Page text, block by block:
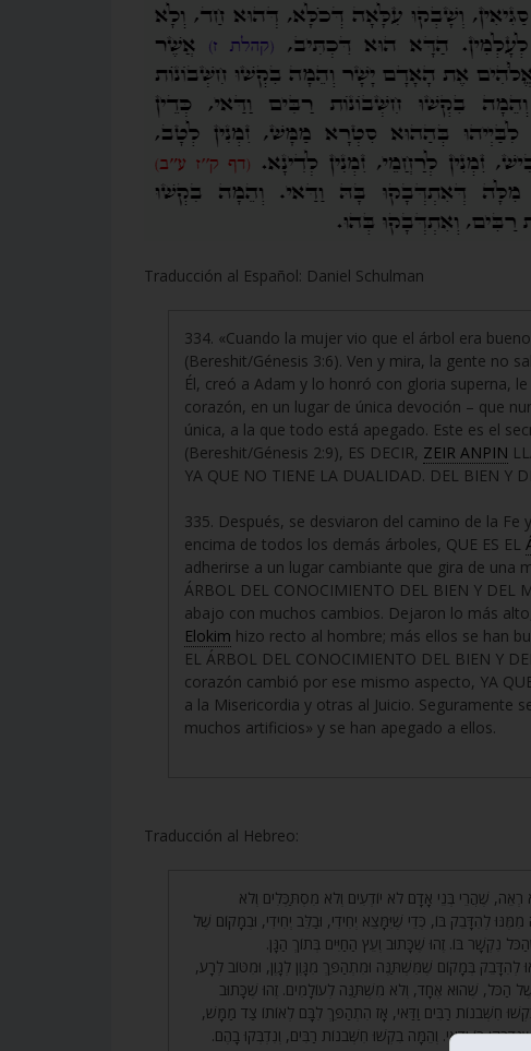
Traducción al Español: Daniel Schulman
334. «Cuando la mujer vio que el árbol era
(Bereshit/Génesis 3:6). Ven y mira, la gente no
Él, creó a Adam y lo honró con gloria superna,
corazón, en un lugar de única devoción – que
única, a la que todo está apegado. Este es el
(Bereshit/Génesis 2:9), ES DECIR, ZEIR ANPIN
YA QUE NO TIENE LA DUALIDAD. DEL BIEN Y
335. Después, se desviaron del camino de la
encima de todos los demás árboles, QUE ES EL
adherirse a un lugar cambiante que gira de una
ÁRBOL DEL CONOCIMIENTO DEL BIEN Y
abajo con muchos cambios. Dejaron lo más
Elokim hizo recto al hombre; más ellos se han
EL ÁRBOL DEL CONOCIMIENTO DEL BIEN Y
corazón cambió por ese mismo aspecto, YA
a la Misericordia y otras al Juicio. Seguramente
muchos artificios» y se han apegado a ellos.
Traducción al Hebreo:
רְאֵה, שֶׁהֲרֵי בְּנֵי אָדָם לֹא יוֹדְעִים וְלֹא מִסְתַּכְּלִים וְלֹא
לְהִדָּבֵק בּוֹ, כְּדֵי שֶׁיִּמָּצֵא יְחִידִי, וּבַלֵּב יְחִידִי, וּבְמָקוֹם שֶׁל
נִקְשָׁר בּוֹ. זֶהוּ שֶׁכָּתוּב וְעֵץ הַחַיִּים בְּתוֹךְ הַגָּן.
לְהִדָּבֵק בְּמָקוֹם שֶׁמִּשְׁתַּנֶּה וּמִתְהַפֵּךְ מִגָּוֶן לְגָוֶן, וּמִטּוֹב לְרָע,
שֶׁל הַכֹּל, שֶׁהוּא אֶחָד, וְלֹא מִשְׁתַּנֶּה לְעוֹלָמִים. זֶהוּ שֶׁכָּתוּב
חִשְּׁבֹנוֹת רַבִּים וַדַּאי, אָז הִתְהַפֵּךְ לִבָּם לְאוֹתוֹ צַד מַמָּשׁ,
בוֹ וַדַּאי. וְהֵמָּה בִקְשׁוּ חִשְּׁבֹנוֹת רַבִּים, וְנִדְבְּקוּ בָהֶם.